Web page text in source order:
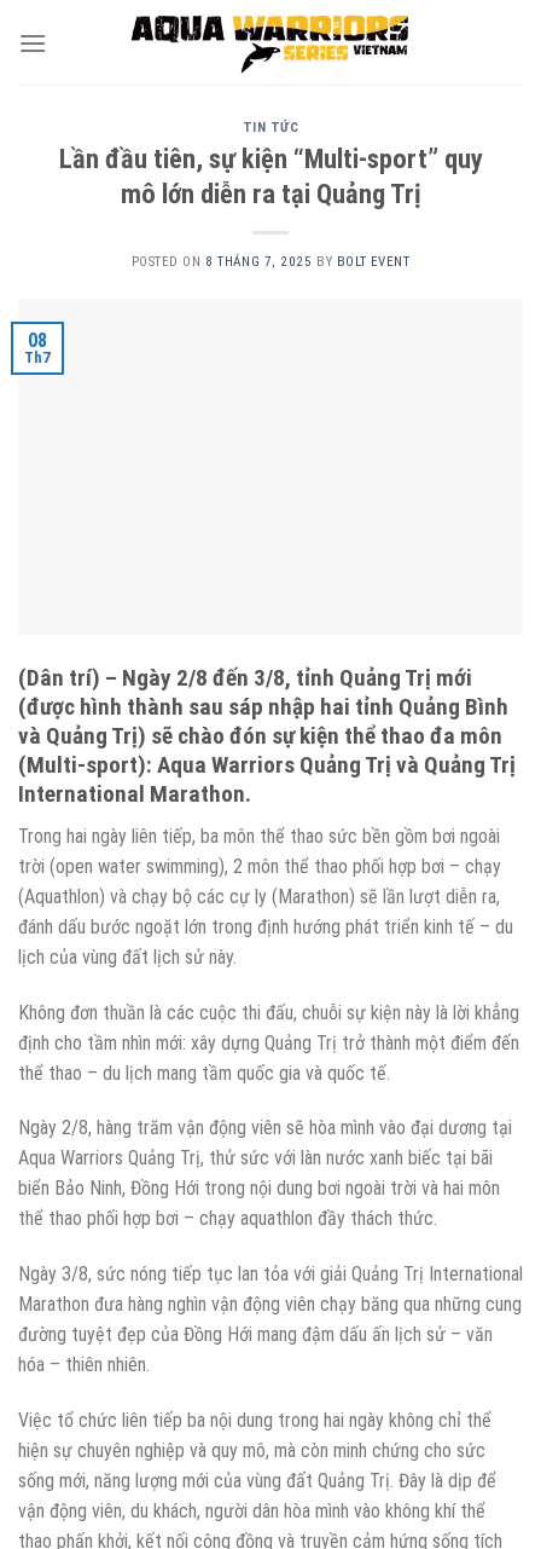
TIN TỨC
Lần đầu tiên, sự kiện “Multi-sport” quy
mô lớn diễn ra tại Quảng Trị
POSTED ON 8 THÁNG 7, 2025 BY BOLT EVENT
08
Th7
(Dân trí) – Ngày 2/8 đến 3/8, tỉnh Quảng Trị mới
(được hình thành sau sáp nhập hai tỉnh Quảng Bình
và Quảng Trị) sẽ chào đón sự kiện thể thao đa môn
(Multi-sport): Aqua Warriors Quảng Trị và Quảng Trị
International Marathon.
Trong hai ngày liên tiếp, ba môn thể thao sức bền gồm bơi ngoài
trời (open water swimming), 2 môn thể thao phối hợp bơi – chạy
(Aquathlon) và chạy bộ các cự ly (Marathon) sẽ lần lượt diễn ra,
đánh dấu bước ngoặt lớn trong định hướng phát triển kinh tế – du
lịch của vùng đất lịch sử này.
Không đơn thuần là các cuộc thi đấu, chuỗi sự kiện này là lời khẳng
định cho tầm nhìn mới: xây dựng Quảng Trị trở thành một điểm đến
thể thao – du lịch mang tầm quốc gia và quốc tế.
Ngày 2/8, hàng trăm vận động viên sẽ hòa mình vào đại dương tại
Aqua Warriors Quảng Trị, thử sức với làn nước xanh biếc tại bãi
biển Bảo Ninh, Đồng Hới trong nội dung bơi ngoài trời và hai môn
thể thao phối hợp bơi – chạy aquathlon đầy thách thức.
Ngày 3/8, sức nóng tiếp tục lan tỏa với giải Quảng Trị International
Marathon đưa hàng nghìn vận động viên chạy băng qua những cung
đường tuyệt đẹp của Đồng Hới mang đậm dấu ấn lịch sử – văn
hóa – thiên nhiên.
Việc tổ chức liên tiếp ba nội dung trong hai ngày không chỉ thể
hiện sự chuyên nghiệp và quy mô, mà còn minh chứng cho sức
sống mới, năng lượng mới của vùng đất Quảng Trị. Đây là dịp để
vận động viên, du khách, người dân hòa mình vào không khí thể
thao phấn khởi, kết nối cộng đồng và truyền cảm hứng sống tích